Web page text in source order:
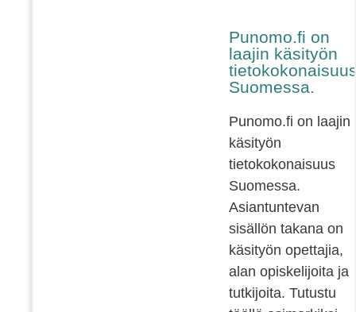
Punomo.fi on
laajin käsityön
Suomessa.
Punomo.fi on laajin
käsityön
tietokokonaisuus
Suomessa.
Asiantuntevan
sisällön takana on
käsityön opettajia,
alan opiskelijoita ja
tutkijoita. Tutustu